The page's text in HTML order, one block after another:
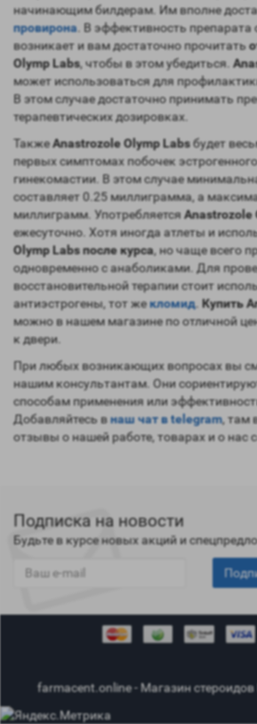
начинающим билдерам. Им вполне
провирона . В эффективность препарата
возникает и вам достаточно прочитать
Olymp Labs, чтобы в этом убедиться.
может использоваться для
В этом случае достаточно принимать
терапевтических дозировках.
ТакжеAnastrozole Olymp Labsбудет
первых симптомах побочек
гинекомастии. В этом случае
составляет 0.25 миллиграмма, а
миллиграмм. УпотребляетсяAnastrozole
ежесуточно. Хотя иногда атлеты и
Olymp Labs после курса, но чаще всего
одновременно с анаболиками. Для
восстановительной терапии стоит
антиэстрогены, тот жекломид. Купить
можно в нашем магазине по отличной
к двери.
При любых возникающих вопросах вы
нашим консультантам. Они
способам применения или
Добавляйтесь внаш чат в telegram, там
отзывы о нашей работе, товарах и о нас
Подписка на новости
Будьте в курсе новых акций и
farmacent.online - Магазин